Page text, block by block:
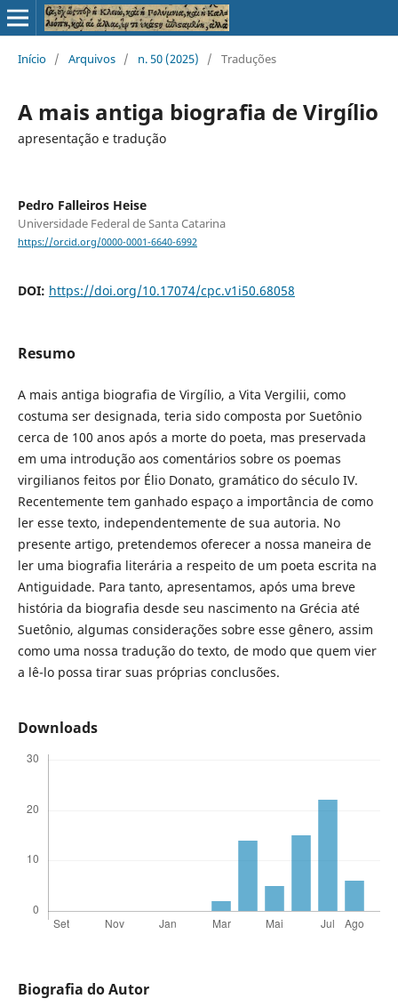
Início / Arquivos / n. 50 (2025) / Traduções
A mais antiga biografia de Virgílio
apresentação e tradução
Pedro Falleiros Heise
Universidade Federal de Santa Catarina
https://orcid.org/0000-0001-6640-6992
DOI: https://doi.org/10.17074/cpc.v1i50.68058
Resumo
A mais antiga biografia de Virgílio, a Vita Vergilii, como
costuma ser designada, teria sido composta por Suetônio
cerca de 100 anos após a morte do poeta, mas preservada
em uma introdução aos comentários sobre os poemas
virgilianos feitos por Élio Donato, gramático do século IV.
Recentemente tem ganhado espaço a importância de como
ler esse texto, independentemente de sua autoria. No
presente artigo, pretendemos oferecer a nossa maneira de
ler uma biografia literária a respeito de um poeta escrita na
Antiguidade. Para tanto, apresentamos, após uma breve
história da biografia desde seu nascimento na Grécia até
Suetônio, algumas considerações sobre esse gênero, assim
como uma nossa tradução do texto, de modo que quem vier
a lê-lo possa tirar suas próprias conclusões.
Downloads
Biografia do Autor